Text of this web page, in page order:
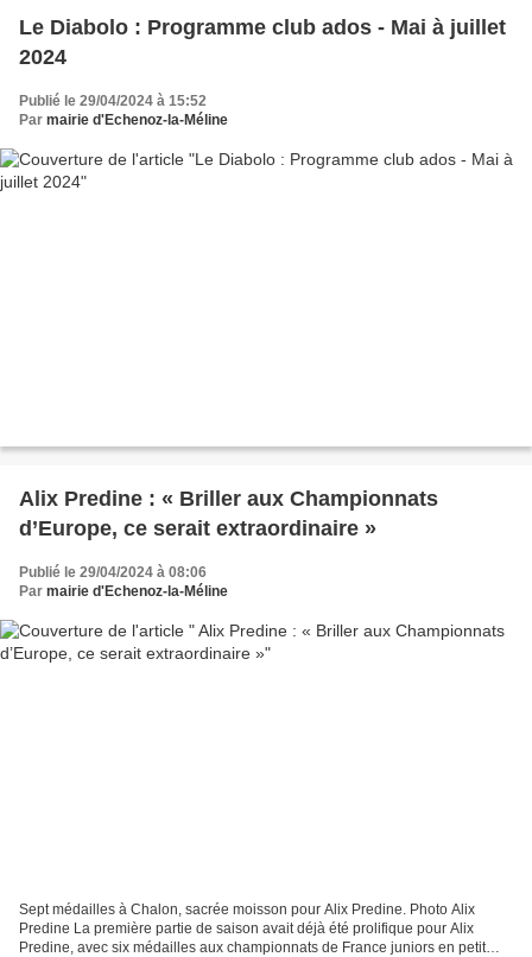
Le Diabolo : Programme club ados - Mai à juillet
2024
Publié le 29/04/2024 à 15:52
Par mairie d'Echenoz-la-Méline
Alix Predine : « Briller aux Championnats
d’Europe, ce serait extraordinaire »
Publié le 29/04/2024 à 08:06
Par mairie d'Echenoz-la-Méline
Sept médailles à Chalon, sacrée moisson pour Alix Predine. Photo Alix
Predine La première partie de saison avait déjà été prolifique pour Alix
Predine, avec six médailles aux championnats de France juniors en petit